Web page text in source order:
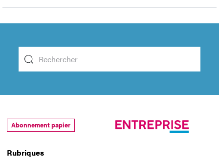
Rubriques
Abonnement papier